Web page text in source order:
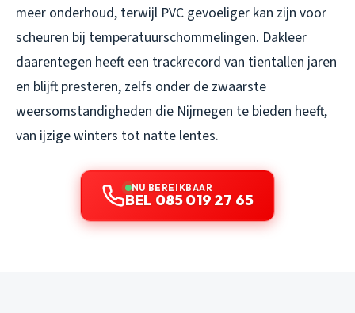
meer onderhoud, terwijl PVC gevoeliger kan zijn voor
scheuren bij temperatuurschommelingen. Dakleer
daarentegen heeft een trackrecord van tientallen jaren
en blijft presteren, zelfs onder de zwaarste
weersomstandigheden die Nijmegen te bieden heeft,
van ijzige winters tot natte lentes.
NU BEREIKBAAR
BEL 085 019 27 65